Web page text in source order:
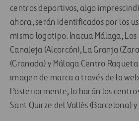
centros deportivos, algo
ahora, serán identificados por los
mismo logotipo. Inacua Málaga, Los
Canaleja (Alcorcón), La Granja
(Granada) y Málaga Centro
imagen de marca a través de la
Posteriormente, lo harán los
Sant Quirze del Vallès (Barcelona) y